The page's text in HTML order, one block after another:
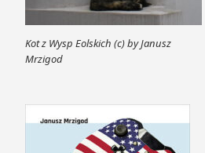
Kot z Wysp Eolskich (c) by Janusz
Mrzigod